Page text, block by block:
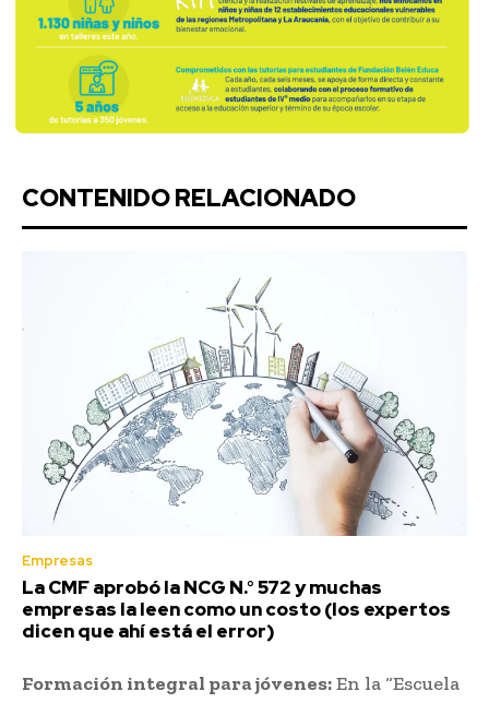
CONTENIDO RELACIONADO
Empresas
La CMF aprobó la NCG N.° 572 y muchas
empresas la leen como un costo (los expertos
dicen que ahí está el error)
Formación integral para jóvenes:En la “Escuela